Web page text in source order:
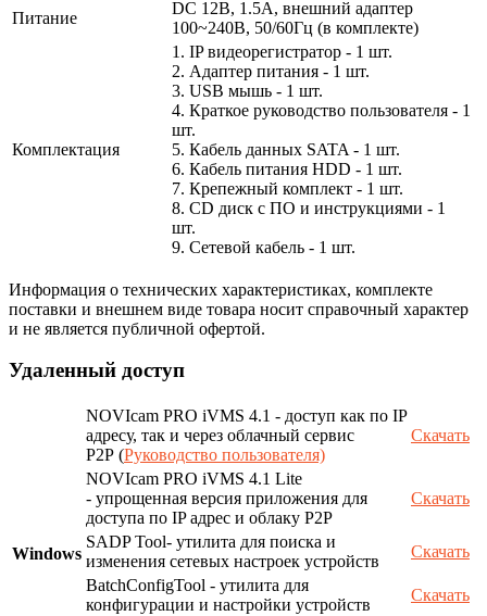
Питание
DC 12В, 1.5А, внешний адаптер
100~240В, 50/60Гц (в комплекте)
Комплектация
1. IP видеорегистратор - 1 шт.
2. Адаптер питания - 1 шт.
3. USB мышь - 1 шт.
4. Краткое руководство пользователя - 1
шт.
5. Кабель данных SATA - 1 шт.
6. Кабель питания HDD - 1 шт.
7. Крепежный комплект - 1 шт.
8. CD диск с ПО и инструкциями - 1
шт.
9. Сетевой кабель - 1 шт.
Информация о технических характеристиках, комплекте
поставки и внешнем виде товара носит справочный характер
и не является публичной офертой.
Удаленный доступ
Windows
NOVIcam PRO iVMS 4.1 - доступ как по IP
адресу, так и через облачный сервис
P2P (Руководство пользователя)
Скачать
NOVIcam PRO iVMS 4.1 Lite
- упрощенная версия приложения для
доступа по IP адрес и облаку P2P
Скачать
SADP Tool- утилита для поиска и
изменения сетевых настроек устройств
Скачать
BatchConfigTool - утилита для
конфигурации и настройки устройств
Скачать